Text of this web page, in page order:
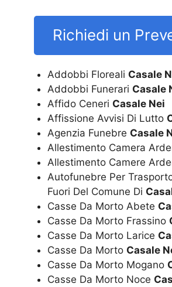
Richiedi un
Addobbi Floreali Casale
Addobbi Funerari Casale
Affido Ceneri Casale Nei
Affissione Avvisi Di Lutto
Agenzia Funebre Casale
Allestimento Camera
Allestimento Camere
Autofunebre Per
Fuori Del Comune Di
Casse Da Morto Abete
Casse Da Morto Frassino
Casse Da Morto Larice
Casse Da Morto Casale
Casse Da Morto Mogano
Casse Da Morto Noce